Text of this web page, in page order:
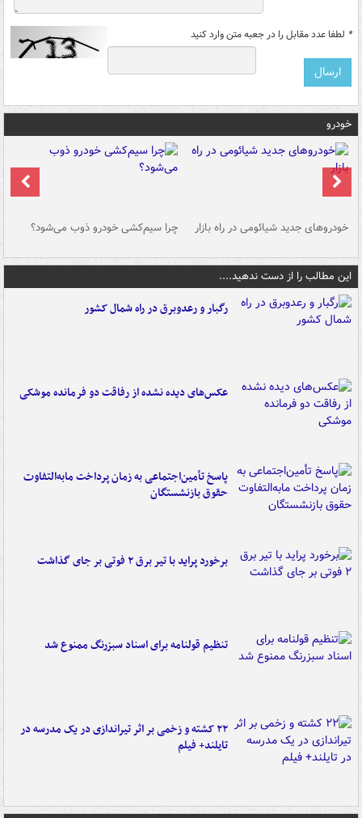
* لطفا عدد مقابل را در جعبه متن وارد کنید
خودرو
خودروهای جدید شیائومی در راه بازار چرا سیم‌کشی خودرو ذوب می‌شود؟
این مطالب را از دست ندهید....
رگبار و رعدوبرق در راه شمال کشور
عکس‌های دیده نشده از رفاقت دو فرمانده‌ موشکی
پاسخ تأمین‌اجتماعی به زمان پرداخت مابه‌التفاوت
حقوق بازنشستگان
برخورد پراید با تیر برق ۲ فوتی بر جای گذاشت
تنظیم قولنامه برای اسناد سبزرنگ ممنوع شد
۲۲ کشته و زخمی بر اثر تیراندازی در یک مدرسه در
تایلند+ فیلم